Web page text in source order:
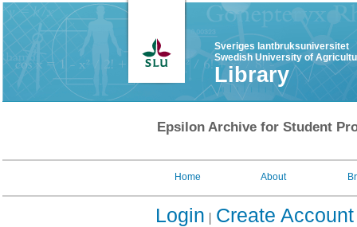
Sveriges lantbruksuniversitet
Swedish University of
Library
Epsilon Archive for Student
Home About
Login Create Account